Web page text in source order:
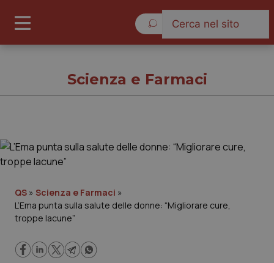
Governo e Parlamento
Regioni e Asl
Scienza e Farmaci
QS » Scienza e Farmaci »
L’Ema punta sulla salute delle donne: “Migliorare cure,
troppe lacune”